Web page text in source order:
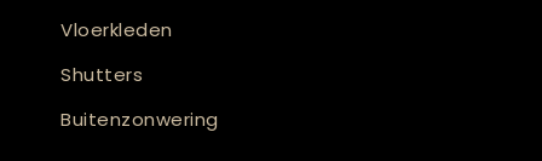
Vloerkleden
Shutters
Buitenzonwering